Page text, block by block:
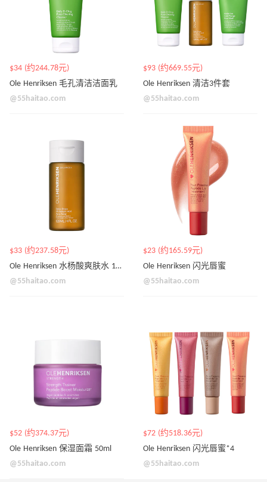
$34 (约244.78元)
Ole Henriksen 毛孔清洁洁面乳
@55haitao.com
$93 (约669.55元)
Ole Henriksen 清洁3件套
@55haitao.com
$33 (约237.58元)
Ole Henriksen 水杨酸爽肤水 120ml
@55haitao.com
$23 (约165.59元)
Ole Henriksen 闪光唇蜜
@55haitao.com
$52 (约374.37元)
Ole Henriksen 保湿面霜 50ml
@55haitao.com
$72 (约518.36元)
Ole Henriksen 闪光唇蜜*4
@55haitao.com